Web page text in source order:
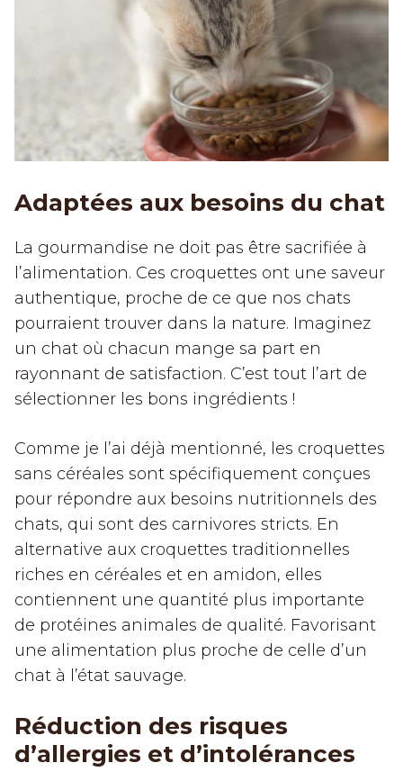
Adaptées aux besoins du chat
La gourmandise ne doit pas être sacrifiée à
l’alimentation. Ces croquettes ont une saveur
authentique, proche de ce que nos chats
pourraient trouver dans la nature. Imaginez
un chat où chacun mange sa part en
rayonnant de satisfaction. C’est tout l’art de
sélectionner les bons ingrédients !
Comme je l’ai déjà mentionné, les croquettes
sans céréales sont spécifiquement conçues
pour répondre aux besoins nutritionnels des
chats, qui sont des carnivores stricts. En
alternative aux croquettes traditionnelles
riches en céréales et en amidon, elles
contiennent une quantité plus importante
de protéines animales de qualité. Favorisant
une alimentation plus proche de celle d’un
chat à l’état sauvage.
Réduction des risques
d’allergies et d’intolérances